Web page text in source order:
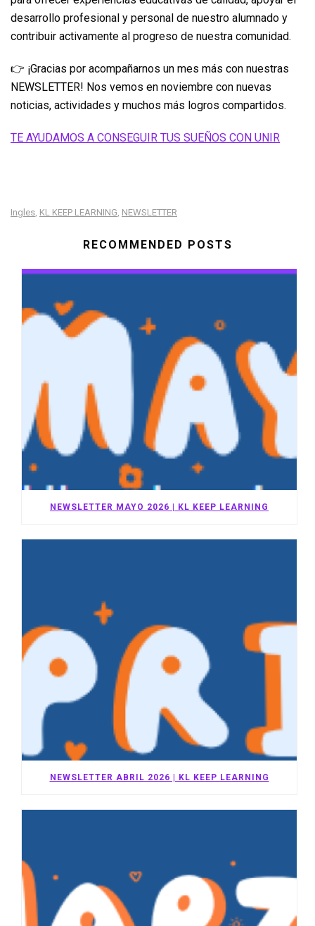
desarrollo profesional y personal de nuestro alumnado y
contribuir activamente al progreso de nuestra comunidad.
👉 ¡Gracias por acompañarnos un mes más con nuestras
NEWSLETTER! Nos vemos en noviembre con nuevas
noticias, actividades y muchos más logros compartidos.
TE AYUDAMOS A CONSEGUIR TUS SUEÑOS CON UNIR
Ingles KL KEEP LEARNING NEWSLETTER
RECOMMENDED POSTS
NEWSLETTER MAYO 2026 | KL KEEP LEARNING
NEWSLETTER ABRIL 2026 | KL KEEP LEARNING